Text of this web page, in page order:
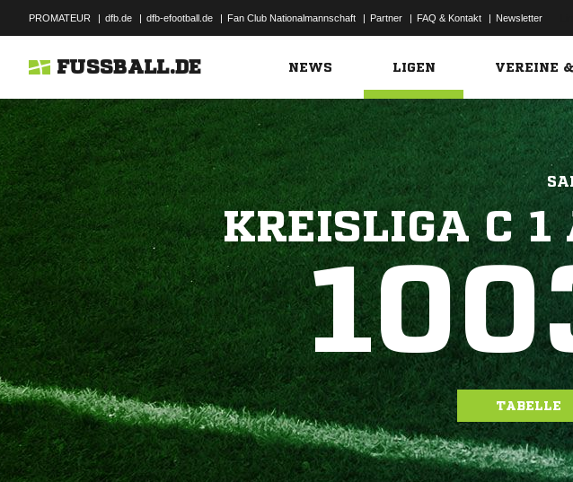
PROMATEUR | dfb.de | dfb-efootball.de | Fan Club Nationalmannschaft | Partner | FAQ & Kontakt | Newsletter
FUSSBALL.DE NEWS LIGEN VEREINE
KREISLIGA C 1
TABELLE